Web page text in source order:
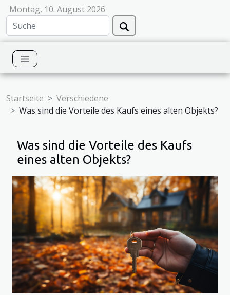
Montag, 10. August 2026
Startseite
Verschiedene
Was sind die Vorteile des Kaufs eines alten Objekts?
Was sind die Vorteile des Kaufs
eines alten Objekts?